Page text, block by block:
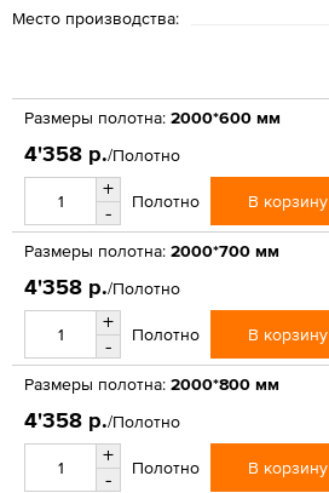
Место производства:
Размеры полотна: 2000*600 мм
4'358 р./Полотно
+
-
Полотно В корзину
Размеры полотна: 2000*700 мм
4'358 р./Полотно
+
-
Полотно В корзину
Размеры полотна: 2000*800 мм
4'358 р./Полотно
+
-
Полотно В корзину